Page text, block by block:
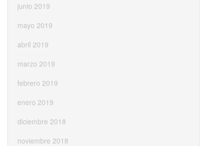
junio 2019
mayo 2019
abril 2019
marzo 2019
febrero 2019
enero 2019
diciembre 2018
noviembre 2018